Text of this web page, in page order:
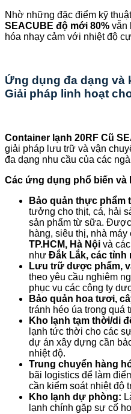
Nhờ những đặc điểm kỹ
SEACUBE độ mới 80% vẫn
hóa nhạy cảm với nhiệt độ
Ứng dụng đa dạng và
Giải pháp linh hoạt
Container lạnh 20RF Cũ
giải pháp lưu trữ và vận
đa dạng nhu cầu của các
Các ứng dụng phổ biến và
Bảo quản thực phẩm
tưởng cho thịt, cá, hải
sản phẩm từ sữa.
hàng, siêu thị, nhà
TP.HCM, Hà Nội và
như Đắk Lắk, các tỉnh
Lưu trữ dược phẩm,
theo yêu cầu nghiêm
phục vụ các công ty
Bảo quản hoa tươi,
tránh héo úa trong quá
Kho lạnh tạm thời/di
lạnh tức thời cho các
dự án xây dựng cần
nhiệt độ.
Trung chuyển hàng
bãi logistics để làm
cần kiểm soát nhiệt độ
Kho lạnh dự phòng:
lạnh chính gặp sự cố